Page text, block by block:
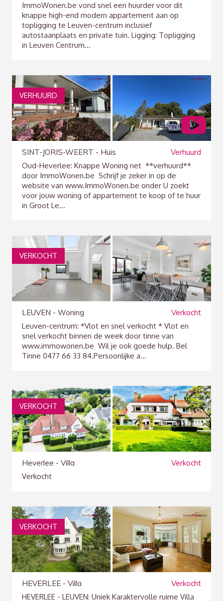
ImmoWonen.be vond snel een huurder voor dit
knappe high-end modern appartement aan op
topligging te Leuven-centrum inclusief
autostaanplaats en private tuin. Ligging: Topligging
in Leuven Centrum...
VERHUURD
SINT-JORIS-WEERT - Huis
Verhuurd
Oud-Heverlee: Knappe Woning net **verhuurd**
door ImmoWonen.be Schrijf je zeker in op de
website van www.ImmoWonen.be onder U zoekt
voor jouw woning of appartement te koop of te huur
in Groot Le...
VERKOCHT
LEUVEN - Woning
Verkocht
Leuven-centrum: *Vlot en snel verkocht * Vlot en
snel verkocht binnen de week door tinne van
www.immowonen.be Wil je ook goede hulp. Bel
Tinne 0477 66 33 84. ​​​​​​​ Persoonlijke a...
VERKOCHT
Heverlee - Villa
Verkocht
Verkocht
VERKOCHT
HEVERLEE - Villa
Verkocht
HEVERLEE - LEUVEN: Uniek Karaktervolle ruime Villa